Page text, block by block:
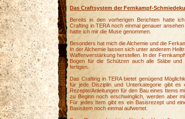
Das Craftsystem der Fernkampf-
Bereits in den vorherigen Berichten hatte
Crafting in TERA noch einmal genauer
hatte ich mir die Muse genommen.
Besonders hat mich die Alchemie und die
In der Alchemie lassen sich unter anderem
Waffenverstärkung herstellen. In der
Bogen für die Schützen auch alle Stäbe und
fertigen.
Das Crafting in TERA bietet genügend
für jede Disziplin und Unterkategorie gibt es
Rezepte/Anleitungen für den Bau eines Items
zu Beginn noch erschwinglich, werden aber
Für jedes Item gibt es ein Basisrezept und
Basisitem noch einmal aufwertet.